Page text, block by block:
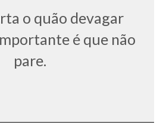
o quão devagar
é que não
pare.